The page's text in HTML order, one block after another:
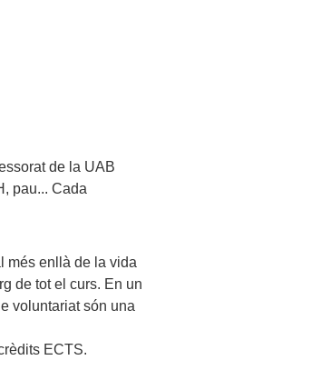
de la UAB
pau... Cada
més enllà de la vida
de tot el curs. En un
voluntariat són una
ECTS.